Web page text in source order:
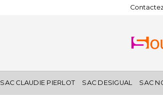
SAC CLAUDIE PIERLOT SAC DESIGUAL SAC